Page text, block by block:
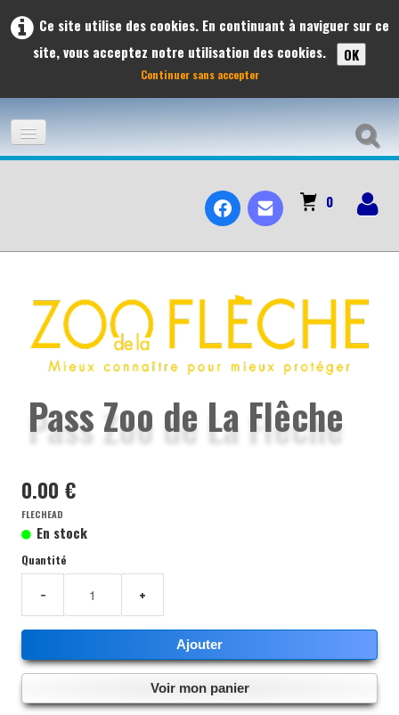
Ce site utilise des cookies. En continuant à naviguer sur ce
site, vous acceptez notre utilisation des cookies.
OK
Continuer sans accepter
LES VOYAGES ET SORTIES À L'AFFICHE 2026
PRÉVISIONS DES SORTIES 2026
BILLETTERIE ZOOS ET PARCS
BILLETTERIE CINÉMA
BILLETTERIE COMÉDIE DE TOURS
POUR SE FAIRE BELLE/BEAU
0
Pass Zoo de La Flêche
0.00 €
FLECHEAD
En stock
Quantité
− +
Ajouter
Voir mon panier